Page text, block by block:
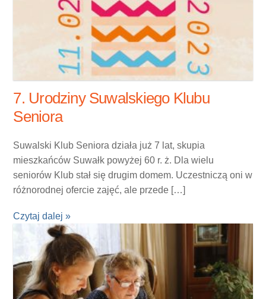
7. Urodziny Suwalskiego Klubu
Seniora
Suwalski Klub Seniora działa już 7 lat, skupia
mieszkańców Suwałk powyżej 60 r. ż. Dla wielu
seniorów Klub stał się drugim domem. Uczestniczą oni w
różnorodnej ofercie zajęć, ale przede […]
Czytaj dalej »